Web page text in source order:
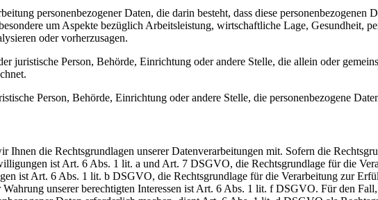
personenbezogener Daten, die darin besteht, dass diese
um Aspekte bezüglich Arbeitsleistung, wirtschaftliche Lage, Gesundheit,
oder vorherzusagen.
juristische Person, Behörde, Einrichtung oder andere Stelle, die allein oder
Person, Behörde, Einrichtung oder andere Stelle, die personenbezogene
die Rechtsgrundlagen unserer Datenverarbeitungen mit. Sofern die
ist Art. 6 Abs. 1 lit. a und Art. 7 DSGVO, die Rechtsgrundlage für die
ist Art. 6 Abs. 1 lit. b DSGVO, die Rechtsgrundlage für die Verarbeitung zur
unserer berechtigten Interessen ist Art. 6 Abs. 1 lit. f DSGVO. Für den